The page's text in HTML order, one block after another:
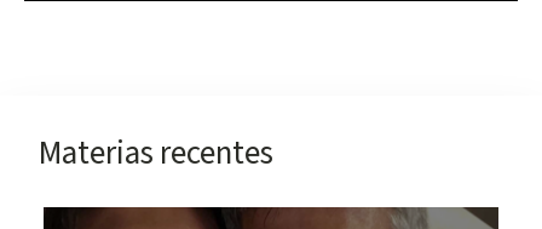
Materias recentes